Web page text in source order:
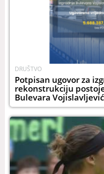
DRUŠTVO
Potpisan ugovor za
rekonstrukciju
Bulevara